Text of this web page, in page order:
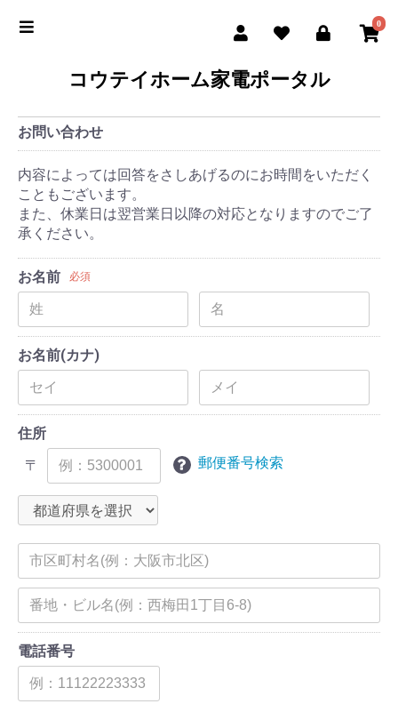
0
コウテイホーム家電ポータル
お問い合わせ
内容によっては回答をさしあげるのにお時間をいただく
こともございます。
また、休業日は翌営業日以降の対応となりますのでご了
承ください。
お名前 必須
お名前(カナ)
住所
〒
郵便番号検索
電話番号